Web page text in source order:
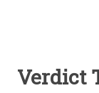
Verdict